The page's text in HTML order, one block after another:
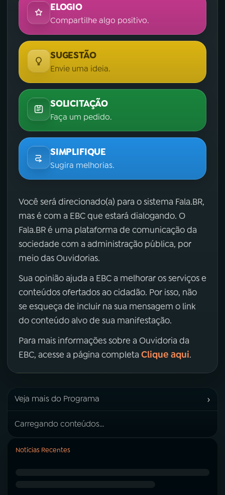
ELOGIO
Compartilhe algo positivo.
SUGESTÃO
Envie uma ideia.
SOLICITAÇÃO
Faça um pedido.
SIMPLIFIQUE
Sugira melhorias.
Você será direcionado(a) para o sistema Fala.BR,
mas é com a EBC que estará dialogando. O
Fala.BR é uma plataforma de comunicação da
sociedade com a administração pública, por
meio das Ouvidorias.
Sua opinião ajuda a EBC a melhorar os serviços e
conteúdos ofertados ao cidadão. Por isso, não
se esqueça de incluir na sua mensagem o link
do conteúdo alvo de sua manifestação.
Para mais informações sobre a Ouvidoria da
EBC, acesse a página completa Clique aqui.
Veja mais do Programa ›
Carregando conteúdos...
Notícias Recentes